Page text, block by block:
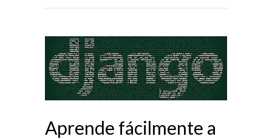
Aprende fácilmente a